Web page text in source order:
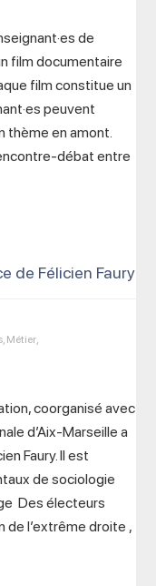
de
film documentaire
film constitue un
peuvent
thème en amont.
débat entre
de Félicien Faury
, Métier,
coorganisé avec
d’Aix-Marseille a
Faury. Il est
de sociologie
Des électeurs
de l’extrême droite ,